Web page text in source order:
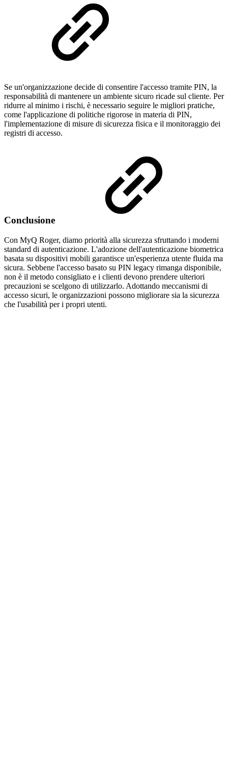
Se un'organizzazione decide di consentire l'accesso tramite PIN, la
responsabilità di mantenere un ambiente sicuro ricade sul cliente. Per
ridurre al minimo i rischi, è necessario seguire le migliori pratiche,
come l'applicazione di politiche rigorose in materia di PIN,
l'implementazione di misure di sicurezza fisica e il monitoraggio dei
registri di accesso.
Conclusione
Con MyQ Roger, diamo priorità alla sicurezza sfruttando i moderni
standard di autenticazione. L'adozione dell'autenticazione biometrica
basata su dispositivi mobili garantisce un'esperienza utente fluida ma
sicura. Sebbene l'accesso basato su PIN legacy rimanga disponibile,
non è il metodo consigliato e i clienti devono prendere ulteriori
precauzioni se scelgono di utilizzarlo. Adottando meccanismi di
accesso sicuri, le organizzazioni possono migliorare sia la sicurezza
che l'usabilità per i propri utenti.